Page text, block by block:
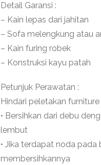
Detail Garansi :
– Kain lepas dari jahitan
– Sofa melengkung atau
– Kain furing robek
– Konstruksi kayu patah
Petunjuk Perawatan :
Hindari peletakan
• Bersihkan dari debu
lembut
• Jika terdapat noda
membersihkannya